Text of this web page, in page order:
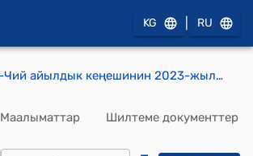
KG RU
Ак-Чий айылдык кеңешинин 2023-жылдын 5-октябрындагы № 11 "Элдик курултайга жергиликтүү коомдун жыйынын чакыруу жөнүндө жана өкүлчүлүктүү жыйында делегаттарды шайлоо жөнүндө" токтому
Маалыматтар Шилтеме документтер